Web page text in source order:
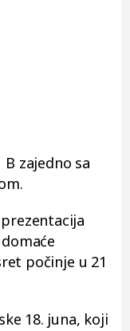
zajedno sa
počinje u 21
18. juna, koji